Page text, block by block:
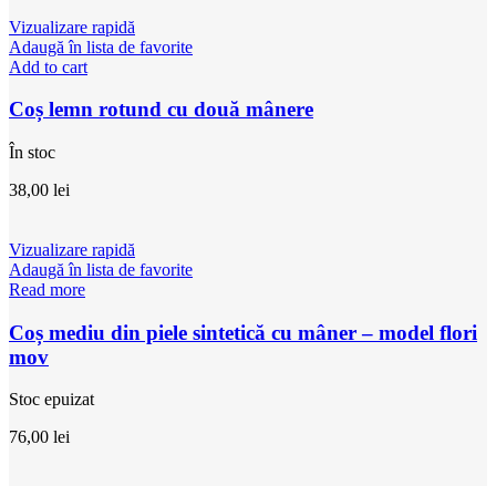
Vizualizare rapidă
Adaugă în lista de favorite
Add to cart
Coș lemn rotund cu două mânere
În stoc
38,00 lei
Vizualizare rapidă
Adaugă în lista de favorite
Read more
Coș mediu din piele sintetică cu mâner – model flori
mov
Stoc epuizat
76,00 lei